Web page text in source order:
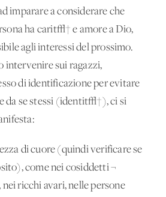
imparare a considerare che
ha carit√† e amore a Dio,
agli interessi del prossimo.
sui ragazzi,
di identificazione per evitare
da se stessi (identit√†), ci si
di cuore (quindi verificare se
come nei cosiddetti ¬
nei ricchi avari, nelle persone